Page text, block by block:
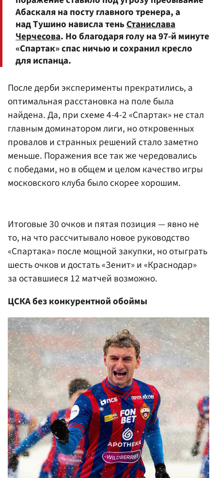
Абаскаля на посту главного тренера, а
над Тушино нависла теньСтанислава
Черчесова. Но благодаря голу на 97-й минуте
«Спартак» спас ничью и сохранил кресло
для испанца.
После дерби эксперименты прекратились, а
оптимальная расстановка на поле была
найдена. Да, при схеме 4-4-2 «Спартак» не стал
главным доминатором лиги, но откровенных
провалов и странных решений стало заметно
меньше. Поражения все так же чередовались
с победами, но в общем и целом качество игры
московского клуба было скорее хорошим.
Итоговые 30 очков и пятая позиция — явно не
то, на что рассчитывало новое руководство
«Спартака» после мощной закупки, но отыграть
шесть очков и достать «Зенит» и «Краснодар»
за оставшиеся 12 матчей возможно.
ЦСКА без конкурентной обоймы